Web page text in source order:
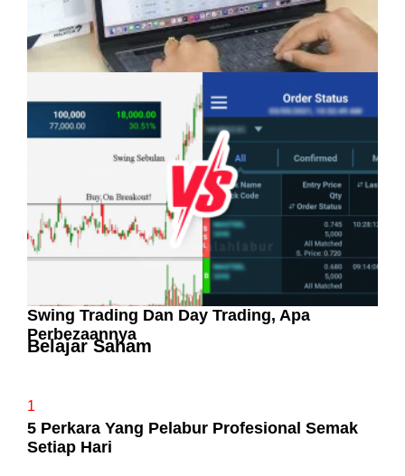
Pelaburan Saham Bukan Untuk Mereka Yang
Suka ‘Stress’
Swing Trading Dan Day Trading, Apa
Perbezaannya
Belajar Saham
1
5 Perkara Yang Pelabur Profesional Semak
Setiap Hari